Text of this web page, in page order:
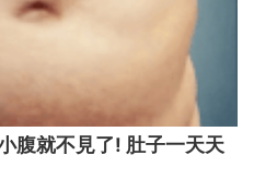
腹就不見了! 肚子一天天